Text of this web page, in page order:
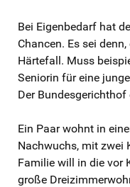
Bei Eigenbedarf hat
Chancen. Es sei
Härtefall. Muss
Seniorin für eine
Der
Ein Paar wohnt in
Nachwuchs, mit zwei
Familie will in die vor
große